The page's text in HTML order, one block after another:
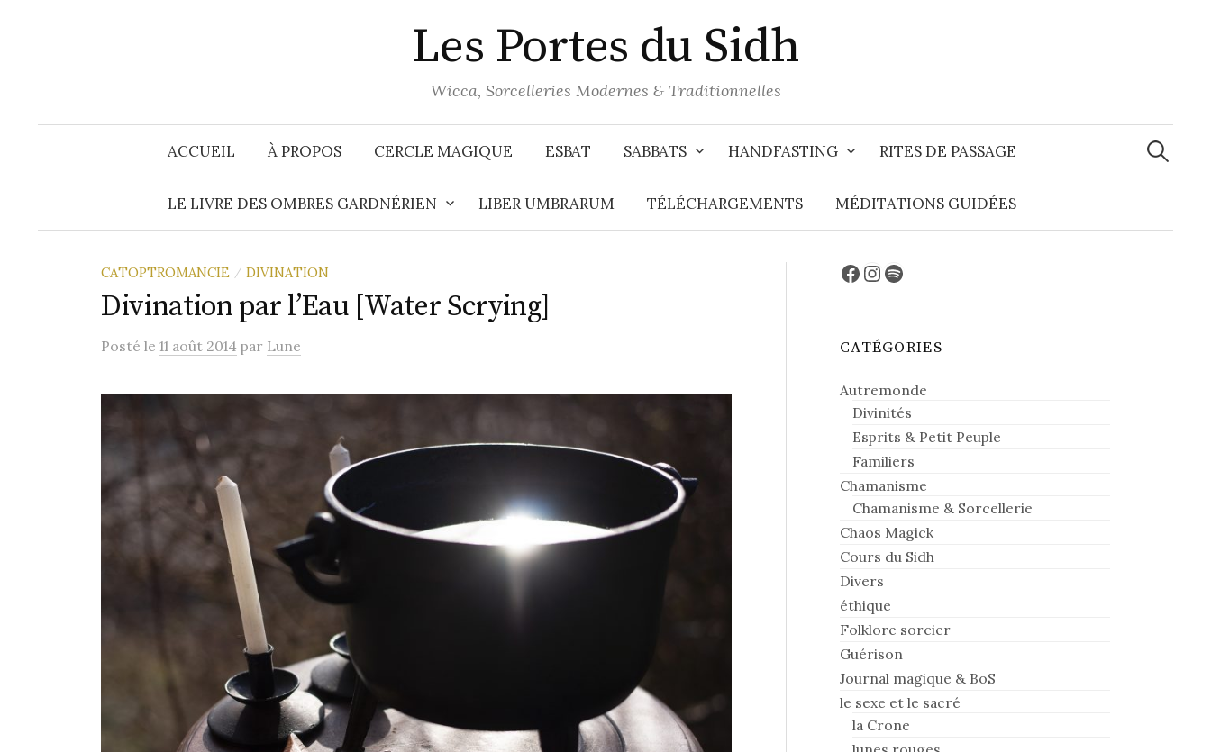
Les Portes du Sidh
Wicca, Sorcelleries Modernes & Traditionnelles
ACCUEIL À PROPOS CERCLE MAGIQUE ESBAT SABBATS HANDFASTING RITES DE PASSAGE
LE LIVRE DES OMBRES GARDNÉRIEN LIBER UMBRARUM TÉLÉCHARGEMENTS MÉDITATIONS GUIDÉES
CATOPTROMANCIE / DIVINATION
Divination par l’Eau [Water Scrying]
Posté le 11 août 2014 par Lune
Facebook
Instagram
Spotify
CATÉGORIES
Autremonde
Divinités
Esprits & Petit Peuple
Familiers
Chamanisme
Chamanisme & Sorcellerie
Chaos Magick
Cours du Sidh
Divers
éthique
Folklore sorcier
Guérison
Journal magique & BoS
le sexe et le sacré
la Crone